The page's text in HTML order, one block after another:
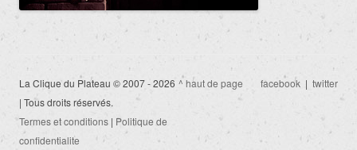
La Clique du Plateau © 2007 - 2026
| Tous droits réservés.
Termes et conditions | Politique de
confidentialite
^ haut de page facebook | twitter